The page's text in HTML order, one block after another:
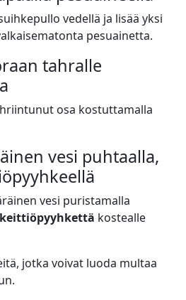
vedellä ja lisää yksi
pesuainetta.
tahralle
osa kostuttamalla
vesi puhtaalla,
vesi puristamalla
kostealle
jotka voivat luoda multaa